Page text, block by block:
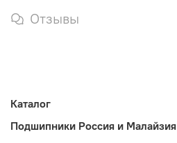
Отзывы
Каталог
Подшипники Россия и Малайзия